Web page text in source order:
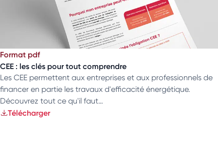
Format pdf
CEE : les clés pour tout comprendre
Les CEE permettent aux entreprises et aux professionnels de
financer en partie les travaux d'efficacité énergétique.
Découvrez tout ce qu'il faut…
Télécharger